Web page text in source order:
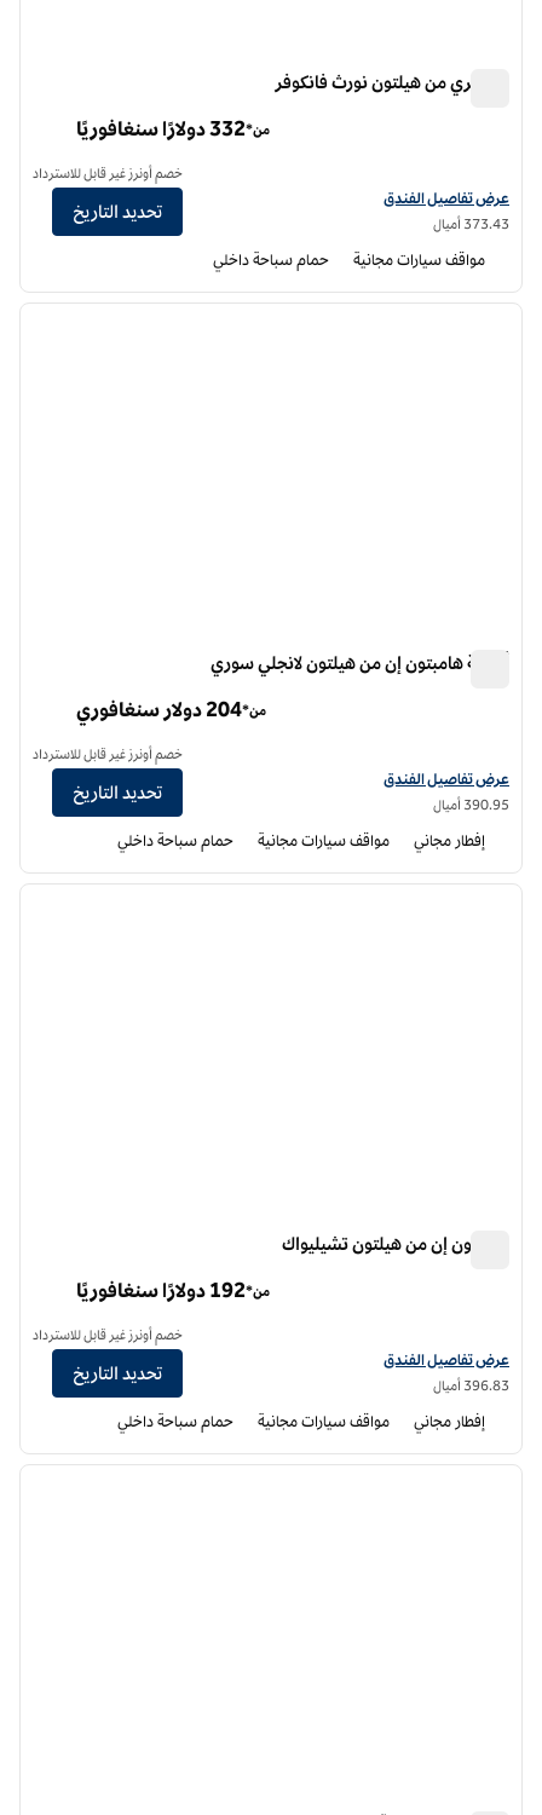
دبل تري من هيلتون نورث فانكوفر
عرض تفاصيل الفندق لفندق دبل تري من هيلتون نورث فانكوفر
عرض تفاصيل الفندق
373.43 أميال
من*332 دولارًا سنغافوريًا
خصم أونرز غير قابل للاسترداد
تحديد التاريخ
مواقف سيارات مجانية حمام سباحة داخلي
1 من 12
الصورة
أجنحة هامبتون إن من هيلتون لانجلي سوري
عرض تفاصيل الفندق لفندق أجنحة هامبتون إن باي هيلتون لانغلي-سوري
عرض تفاصيل الفندق
390.95 أميال
من*204 دولار سنغافوري
خصم أونرز غير قابل للاسترداد
تحديد التاريخ
إفطار مجاني مواقف سيارات مجانية حمام سباحة داخلي
1 من 12
الصورة
هامبتون إن من هيلتون تشيليواك
عرض تفاصيل الفندق لفندق هامبتون إن باي هيلتون شيليواك
عرض تفاصيل الفندق
396.83 أميال
من*192 دولارًا سنغافوريًا
خصم أونرز غير قابل للاسترداد
تحديد التاريخ
إفطار مجاني مواقف سيارات مجانية حمام سباحة داخلي
1 من 12
الصورة